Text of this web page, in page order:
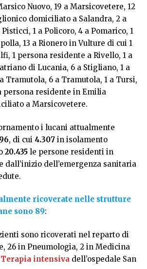
Nuovo, 19 a Marsicovetere, 12
domiciliato a Salandra, 2 a
1 a Policoro, 4 a Pomarico, 1
13 a Rionero in Vulture di cui 1
1 persona residente a Rivello, 1 a
di Lucania, 6 a Stigliano, 1 a
Tramutola, 6 a Tramutola, 1 a Tursi,
persona residente in Emilia
a Marsicovetere.
i lucani attualmente
, di cui 4.307 in isolamento
20.435 le persone residenti in
dall’inizio dell’emergenza sanitaria
ricoverate nelle strutture
sono 89:
sono ricoverati nel reparto di
26 in Pneumologia, 2 in Medicina
intensiva dell’ospedale San